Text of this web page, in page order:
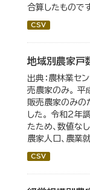
合算したもので
CSV
地域別農家戸
出典：農林業セ
売農家のみ。 平
販売農家のみの
した。 令和2年
たため、数値な
農家人口、農業
CSV